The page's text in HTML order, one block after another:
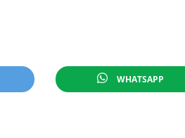
WHATSAPP